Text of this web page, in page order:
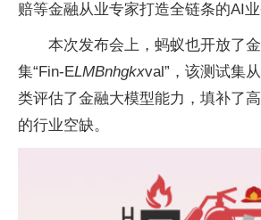
赔等金融从业专家打造全链条的AI业
本次发布会上，蚂蚁也开放了
集“Fin-ELMBnhgkxval”，该测试集
类评估了金融大模型能力，填补了
的行业空缺。